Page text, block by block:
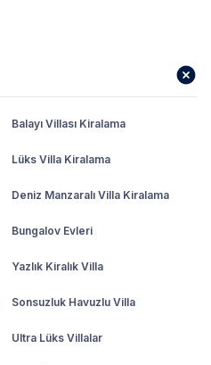
Balayı Villası Kiralama
Lüks Villa Kiralama
Deniz Manzaralı Villa Kiralama
Bungalov Evleri
Yazlık Kiralık Villa
Sonsuzluk Havuzlu Villa
Ultra Lüks Villalar